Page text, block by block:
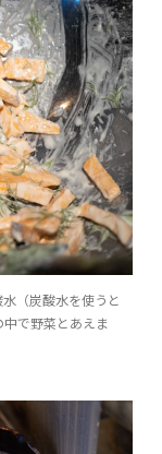
（炭酸水を使うと
で野菜とあえま